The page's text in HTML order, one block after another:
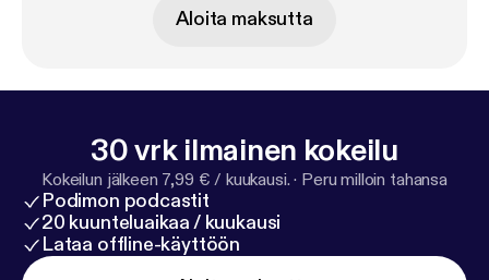
Aloita maksutta
30 vrk ilmainen kokeilu
Kokeilun jälkeen 7,99 € / kuukausi. · Peru milloin tahansa
Podimon podcastit
20 kuunteluaikaa / kuukausi
Lataa offline-käyttöön